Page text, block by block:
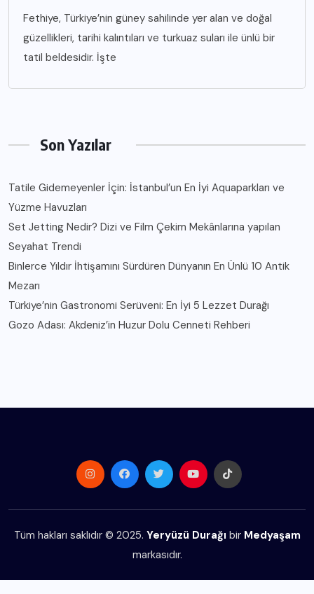
Fethiye, Türkiye’nin güney sahilinde yer alan ve doğal
güzellikleri, tarihi kalıntıları ve turkuaz suları ile ünlü bir
tatil beldesidir. İşte
Son Yazılar
Tatile Gidemeyenler İçin: İstanbul’un En İyi Aquaparkları ve
Yüzme Havuzları
Set Jetting Nedir? Dizi ve Film Çekim Mekânlarına yapılan
Seyahat Trendi
Binlerce Yıldır İhtişamını Sürdüren Dünyanın En Ünlü 10 Antik
Mezarı
Türkiye’nin Gastronomi Serüveni: En İyi 5 Lezzet Durağı
Gozo Adası: Akdeniz’in Huzur Dolu Cenneti Rehberi
Tüm hakları saklıdır © 2025. Yeryüzü Durağı bir Medyaşam
markasıdır.